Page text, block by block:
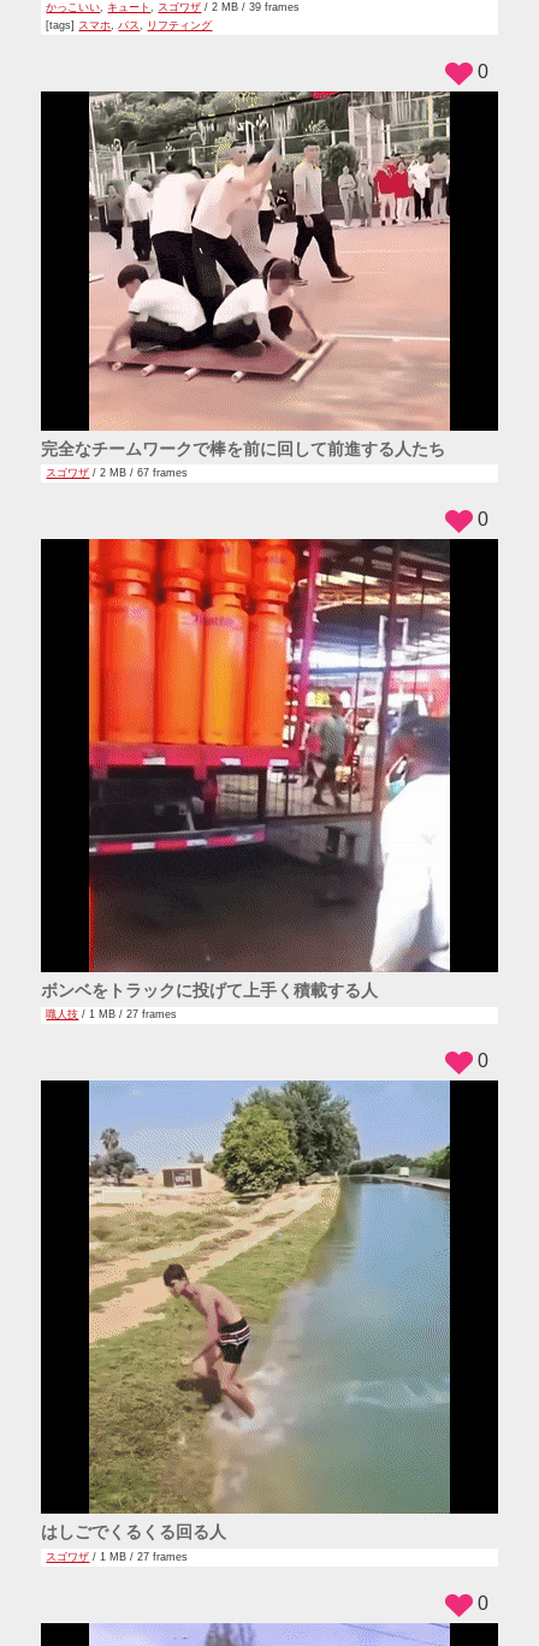
かっこいい, キュート, スゴワザ / 2 MB / 39 frames
[tags] スマホ バス リフティング
完全なチームワークで棒を前に回して前進する人たち
スゴワザ / 2 MB / 67 frames
0
ボンベをトラックに投げて上手く積載する人
職人技 / 1 MB / 27 frames
0
はしごでくるくる回る人
スゴワザ / 1 MB / 27 frames
0
0